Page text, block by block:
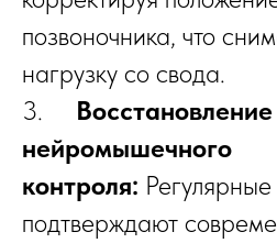
позвоночника, что
нагрузку со свода.
3. Восстановление
нейромышечного
контроля:
подтверждают